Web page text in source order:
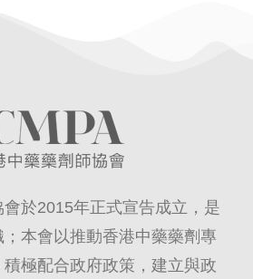
於2015年正式宣告成立，是
本會以推動香港中藥藥劑專
極配合政府政策，建立與政